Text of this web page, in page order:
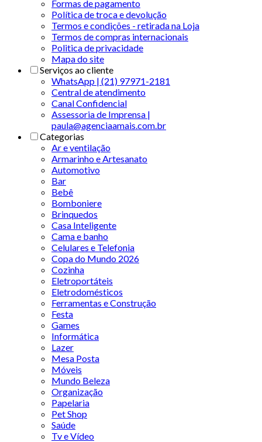
Formas de pagamento
Política de troca e devolução
Termos e condições - retirada na Loja
Termos de compras internacionais
Politica de privacidade
Mapa do site
Serviços ao cliente
WhatsApp | (21) 97971-2181
Central de atendimento
Canal Confidencial
Assessoria de Imprensa |
paula@agenciaamais.com.br
Categorias
Ar e ventilação
Armarinho e Artesanato
Automotivo
Bar
Bebê
Bomboniere
Brinquedos
Casa Inteligente
Cama e banho
Celulares e Telefonia
Copa do Mundo 2026
Cozinha
Eletroportáteis
Eletrodomésticos
Ferramentas e Construção
Festa
Games
Informática
Lazer
Mesa Posta
Móveis
Mundo Beleza
Organização
Papelaria
Pet Shop
Saúde
Tv e Vídeo